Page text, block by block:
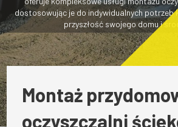
dostosowując je do indywidualnych potrzeb
przyszłość swojego domu i
Montaż
oczyszczalni